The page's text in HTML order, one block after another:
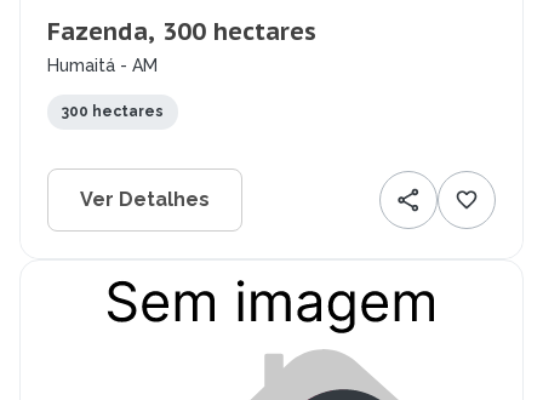
Fazenda, 300 hectares
Humaitá - AM
300 hectares
Ver Detalhes